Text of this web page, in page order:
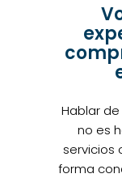
Hablar de
no es
servicios
forma